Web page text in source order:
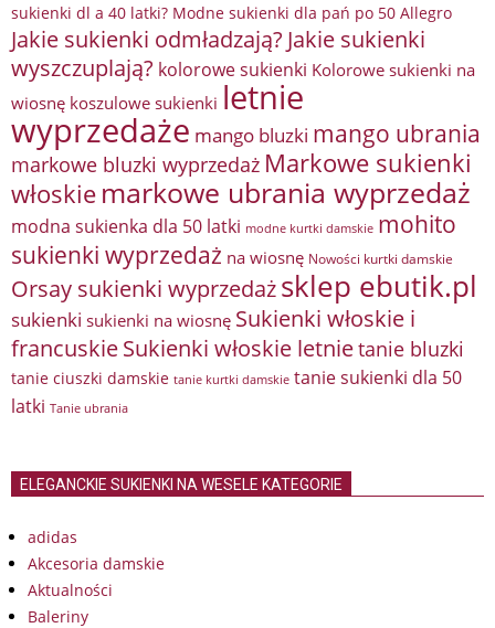
sukienki dl a 40 latki? Modne sukienki dla pań po 50 Allegro
Jakie sukienki odmładzają? Jakie sukienki
wyszczuplają? kolorowe sukienki Kolorowe sukienki na
wiosnę koszulowe sukienki letnie
wyprzedaże mango bluzki mango ubrania
markowe bluzki wyprzedaż Markowe sukienki
włoskie markowe ubrania wyprzedaż
modna sukienka dla 50 latki modne kurtki damskie mohito
sukienki wyprzedaż na wiosnę Nowości kurtki damskie
Orsay sukienki wyprzedażsklep ebutik.pl
sukienki sukienki na wiosnę Sukienki włoskie i
francuskieSukienki włoskie letnietanie bluzki
tanie ciuszki damskie tanie kurtki damskie tanie sukienki dla 50
latki Tanie ubrania
ELEGANCKIE SUKIENKI NA WESELE KATEGORIE
adidas
Akcesoria damskie
Aktualności
Baleriny